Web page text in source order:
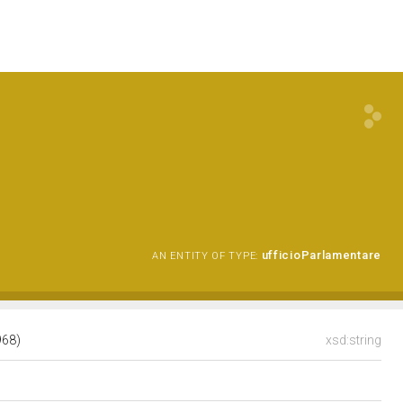
AN ENTITY OF TYPE: ufficioParlamentare
xsd:string